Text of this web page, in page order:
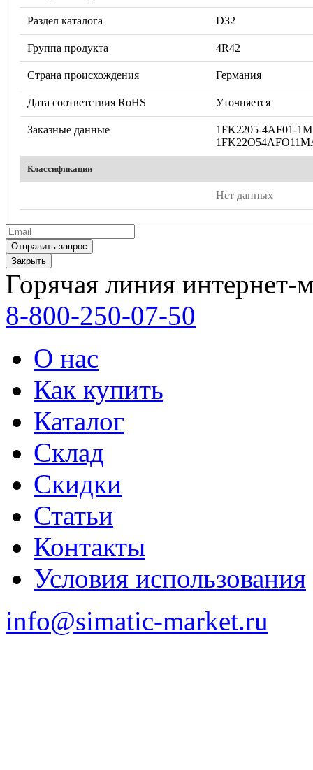
Раздел каталога D32
Группа продукта 4R42
Страна происхождения Германия
Дата соответствия RoHS Уточняется
Заказные данные
1FK2205-4AF01-
Классификации
Нет данных
Закрыть
Горячая линия интернет-
8-800-250-07-50
О нас
Как купить
Каталог
Склад
Скидки
Статьи
Контакты
Условия использования
info@simatic-market.ru